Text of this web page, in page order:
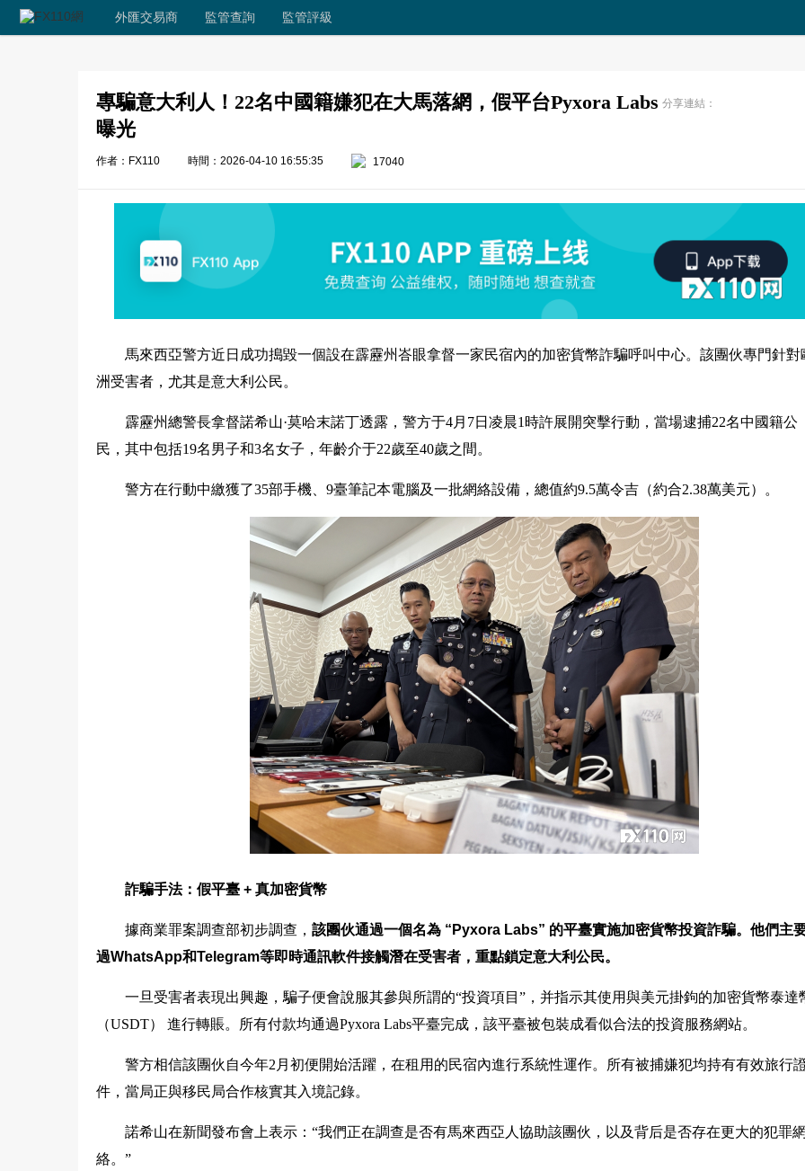
外匯交易商 監管查詢 監管評級
專騙意大利人！22名中國籍嫌犯在大馬落網，假平台Pyxora Labs
曝光
分享連結：
作者：FX110 時間：2026-04-10 16:55:35 17040
馬來西亞警方近日成功搗毀一個設在霹靂州峇眼拿督一家民宿內的加密貨幣詐騙呼叫中心。該團伙專門針對
洲受害者，尤其是意大利公民。
霹靂州總警長拿督諾希山·莫哈末諾丁透露，警方于4月7日凌晨1時許展開突擊行動，當場逮捕22名中國籍公
民，其中包括19名男子和3名女子，年齡介于22歲至40歲之間。
警方在行動中繳獲了35部手機、9臺筆記本電腦及一批網絡設備，總值約9.5萬令吉（約合2.38萬美元）。
詐騙手法：假平臺 + 真加密貨幣
據商業罪案調查部初步調查， 該團伙通過一個名為 “Pyxora Labs” 的平臺實施加密貨幣投資詐騙。他們主
過WhatsApp和Telegram等即時通訊軟件接觸潛在受害者，重點鎖定意大利公民。
一旦受害者表現出興趣，騙子便會說服其參與所謂的“投資項目”，并指示其使用與美元掛鉤的加密貨幣泰達
（USDT） 進行轉賬。所有付款均通過Pyxora Labs平臺完成，該平臺被包裝成看似合法的投資服務網站。
警方相信該團伙自今年2月初便開始活躍，在租用的民宿內進行系統性運作。所有被捕嫌犯均持有有效旅行
件，當局正與移民局合作核實其入境記錄。
諾希山在新聞發布會上表示：“我們正在調查是否有馬來西亞人協助該團伙，以及背后是否存在更大的犯罪
絡。”